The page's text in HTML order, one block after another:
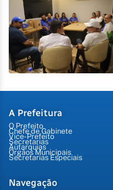
A Prefeitura
O Prefeito
Chefe de Gabinete
Vice-Prefeito
Secretarias
Autarquias
Órgãos Municipais
Secretarias Especiais
Navegação